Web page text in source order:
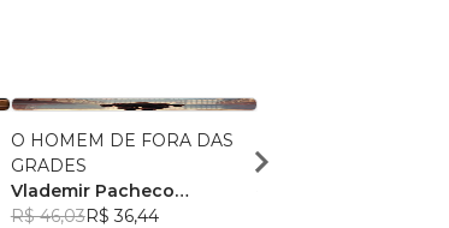
O HOMEM DE FORA DAS
GRADES
Vlademir Pacheco
Custodio
R$ 46,03R$ 36,44
Larissa Ribeiro